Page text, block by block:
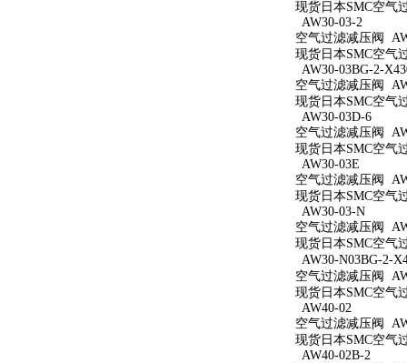
现货日本SMC空气
AW30-03-2
空气过滤减压阀
现货日本SMC空气
AW30-03BG-2-
空气过滤减压阀
现货日本SMC空气
AW30-03D-6
空气过滤减压阀
现货日本SMC空气
AW30-03E
空气过滤减压阀
现货日本SMC空气
AW30-03-N
空气过滤减压阀
现货日本SMC空气
AW30-N03BG-2-
空气过滤减压阀
现货日本SMC空气
AW40-02
空气过滤减压阀
现货日本SMC空气
AW40-02B-2